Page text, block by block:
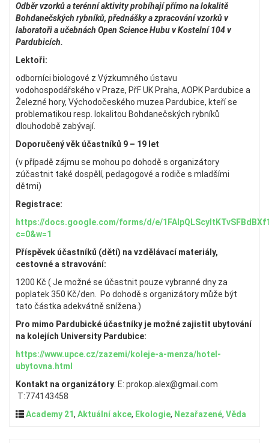
Odběr vzorků a terénní aktivity probíhají přímo na lokalitě
Bohdanečských rybníků, přednášky a zpracování vzorků v
laboratoři a učebnách Open Science Hubu v Kostelní 104 v
Pardubicích.
Lektoři:
odborníci biologové z Výzkumného ústavu
vodohospodářského v Praze, PřF UK Praha, AOPK Pardubice a
Železné hory, Východočeského muzea Pardubice, kteří se
problematikou resp. lokalitou Bohdanečských rybníků
dlouhodobě zabývají.
Doporučený věk účastníků 9 – 19 let
(v případě zájmu se mohou po dohodě s organizátory
zúčastnit také dospělí, pedagogové a rodiče s mladšími
dětmi)
Registrace:
https://docs.google.com/forms/d/e/
c=0&w=1
Příspěvek účastníků (dětí) na vzdělávací materiály,
cestovné a stravování:
1200 Kč ( Je možné se účastnit pouze vybranné dny za
poplatek 350 Kč/den. Po dohodě s organizátory může být
tato částka adekvátně snížena.)
Pro mimo Pardubické účastníky je možné zajistit ubytování
na kolejích University Pardubice:
https://www.upce.cz/zazemi/koleje-a-menza/hotel-
ubytovna.html
Kontakt na organizátory: E: prokop.alex@gmail.com
T:774143458
Academy 21, Aktuální akce, Ekologie, Nezařazené, Věda